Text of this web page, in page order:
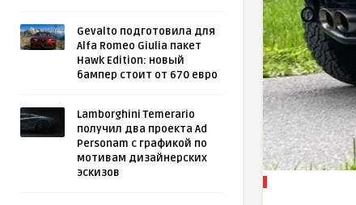
Gevalto подготовила для
Alfa Romeo Giulia пакет
Hawk Edition: новый
бампер стоит от 670 евро
Lamborghini Temerario
получил два проекта Ad
Personam с графикой по
мотивам дизайнерских
эскизов